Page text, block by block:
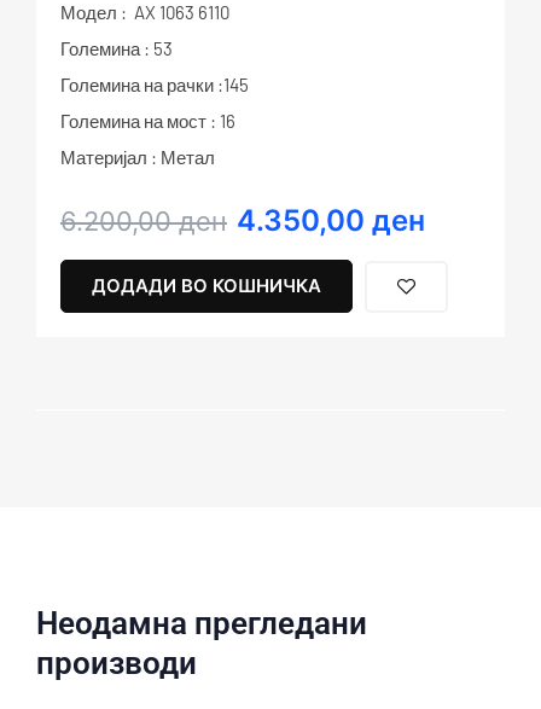
Модел : AX 1063 6110
Големина : 53
Големина на рачки :145
Големина на мост : 16
Материјал : Метал
6.200,00ден
Original
was:
6.200,00 ден.
4.350,00 ден
Current
4.350,00 ден.
ДОДАДИ ВО КОШНИЧКА
Неодамна прегледани
производи